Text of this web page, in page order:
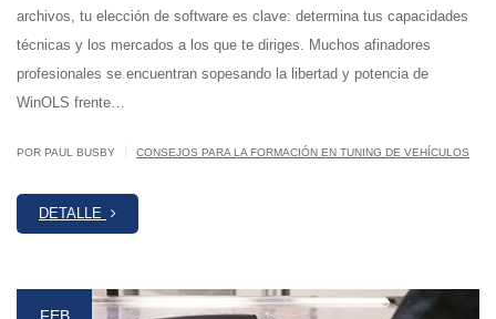
archivos, tu elección de software es clave: determina tus capacidades
técnicas y los mercados a los que te diriges. Muchos afinadores
profesionales se encuentran sopesando la libertad y potencia de
WinOLS frente…
POR PAUL BUSBY CONSEJOS PARA LA FORMACIÓN EN TUNING DE VEHÍCULOS
DETALLE